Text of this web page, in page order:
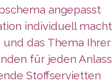
angepasst
individuell macht
das Thema Ihrer
für jeden Anlass
Stoffservietten